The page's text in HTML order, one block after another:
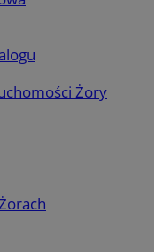
Żory